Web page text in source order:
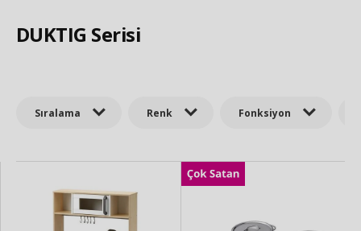
DUKTIG Serisi
Sıralama Renk Fonksiyon